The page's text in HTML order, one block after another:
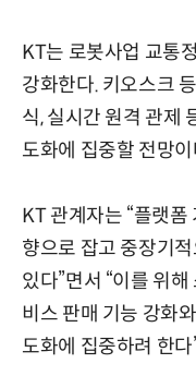
KT는 로봇사업 교통
강화한다. 키오스크
식, 실시간 원격 관제
도화에 집중할 전망
KT 관계자는 “플랫
향으로 잡고 중장기
있다”면서 “이를 위
비스 판매 기능 강화
도화에 집중하려 한